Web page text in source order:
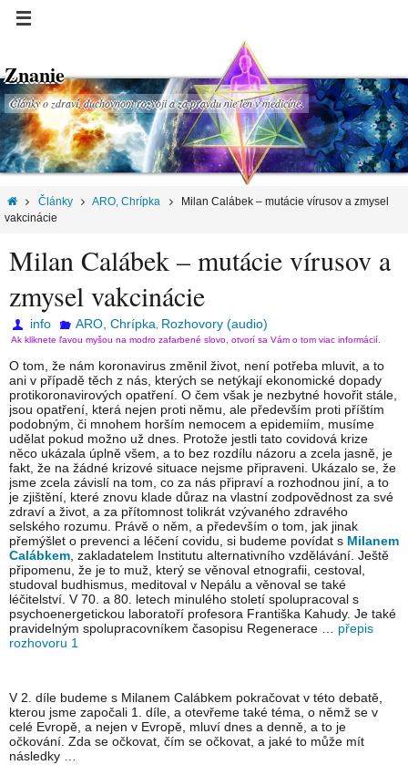
Znanie
Články o zdraví, duchovnom rozvoji a za pravdu nie len v medicíne.
Články ARO, Chrípka
Milan Calábek – mutácie vírusov a zmysel
vakcinácie
Milan Calábek – mutácie vírusov a
zmysel vakcinácie
info ARO, Chrípka Rozhovory (audio)
Ak kliknete ľavou myšou na modro zafarbené slovo, otvorí sa Vám o tom viac informácií.
O tom, že nám koronavirus změnil život, není potřeba mluvit, a to
ani v případě těch z nás, kterých se netýkají ekonomické dopady
protikoronavirových opatření. O čem však je nezbytné hovořit stále,
jsou opatření, která nejen proti němu, ale především proti příštím
podobným, či mnohem horším nemocem a epidemiím, musíme
udělat pokud možno už dnes. Protože jestli tato covidová krize
něco ukázala úplně všem, a to bez rozdílu názoru a zcela jasně, je
fakt, že na žádné krizové situace nejsme připraveni. Ukázalo se, že
jsme zcela závislí na tom, co za nás připraví a rozhodnou jiní, a to
je zjištění, které znovu klade důraz na vlastní zodpovědnost za své
zdraví a život, a za přítomnost tolikrát vzývaného zdravého
selského rozumu. Právě o něm, a především o tom, jak jinak
přemýšlet o prevenci a léčení covidu, si budeme povídat s Milanem
Calábkem , zakladatelem Institutu alternativního vzdělávání. Ještě
připomenu, že je to muž, který se věnoval etnografii, cestoval,
studoval budhismus, meditoval v Nepálu a věnoval se také
léčitelství. V 70. a 80. letech minulého století spolupracoval s
psychoenergetickou laboratoří profesora Františka Kahudy. Je také
pravidelným spolupracovníkem časopisu Regenerace … přepis
rozhovoru 1
V 2. díle budeme s Milanem Calábkem pokračovat v této debatě,
kterou jsme započali 1. díle, a otevřeme také téma, o němž se v
celé Evropě, a nejen v Evropě, mluví dnes a denně, a to je
očkování. Zda se očkovat, čím se očkovat, a jaké to může mít
následky …